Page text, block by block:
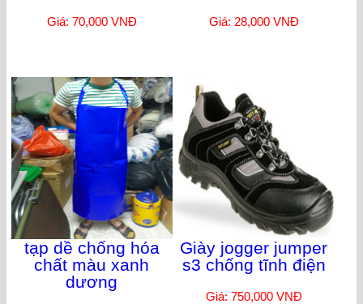
Giá: 70,000 VNĐ Giá: 28,000 VNĐ
tạp dề chống hóa
chất màu xanh
dương
Giày jogger jumper
s3 chống tĩnh điện
Giá: 750,000 VNĐ